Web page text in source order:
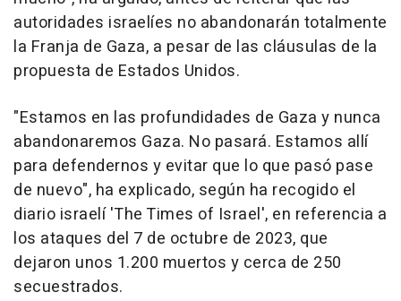
autoridades israelíes no abandonarán totalmente
la Franja de Gaza, a pesar de las cláusulas de la
propuesta de Estados Unidos.
"Estamos en las profundidades de Gaza y nunca
abandonaremos Gaza. No pasará. Estamos allí
para defendernos y evitar que lo que pasó pase
de nuevo", ha explicado, según ha recogido el
diario israelí 'The Times of Israel', en referencia a
los ataques del 7 de octubre de 2023, que
dejaron unos 1.200 muertos y cerca de 250
secuestrados.